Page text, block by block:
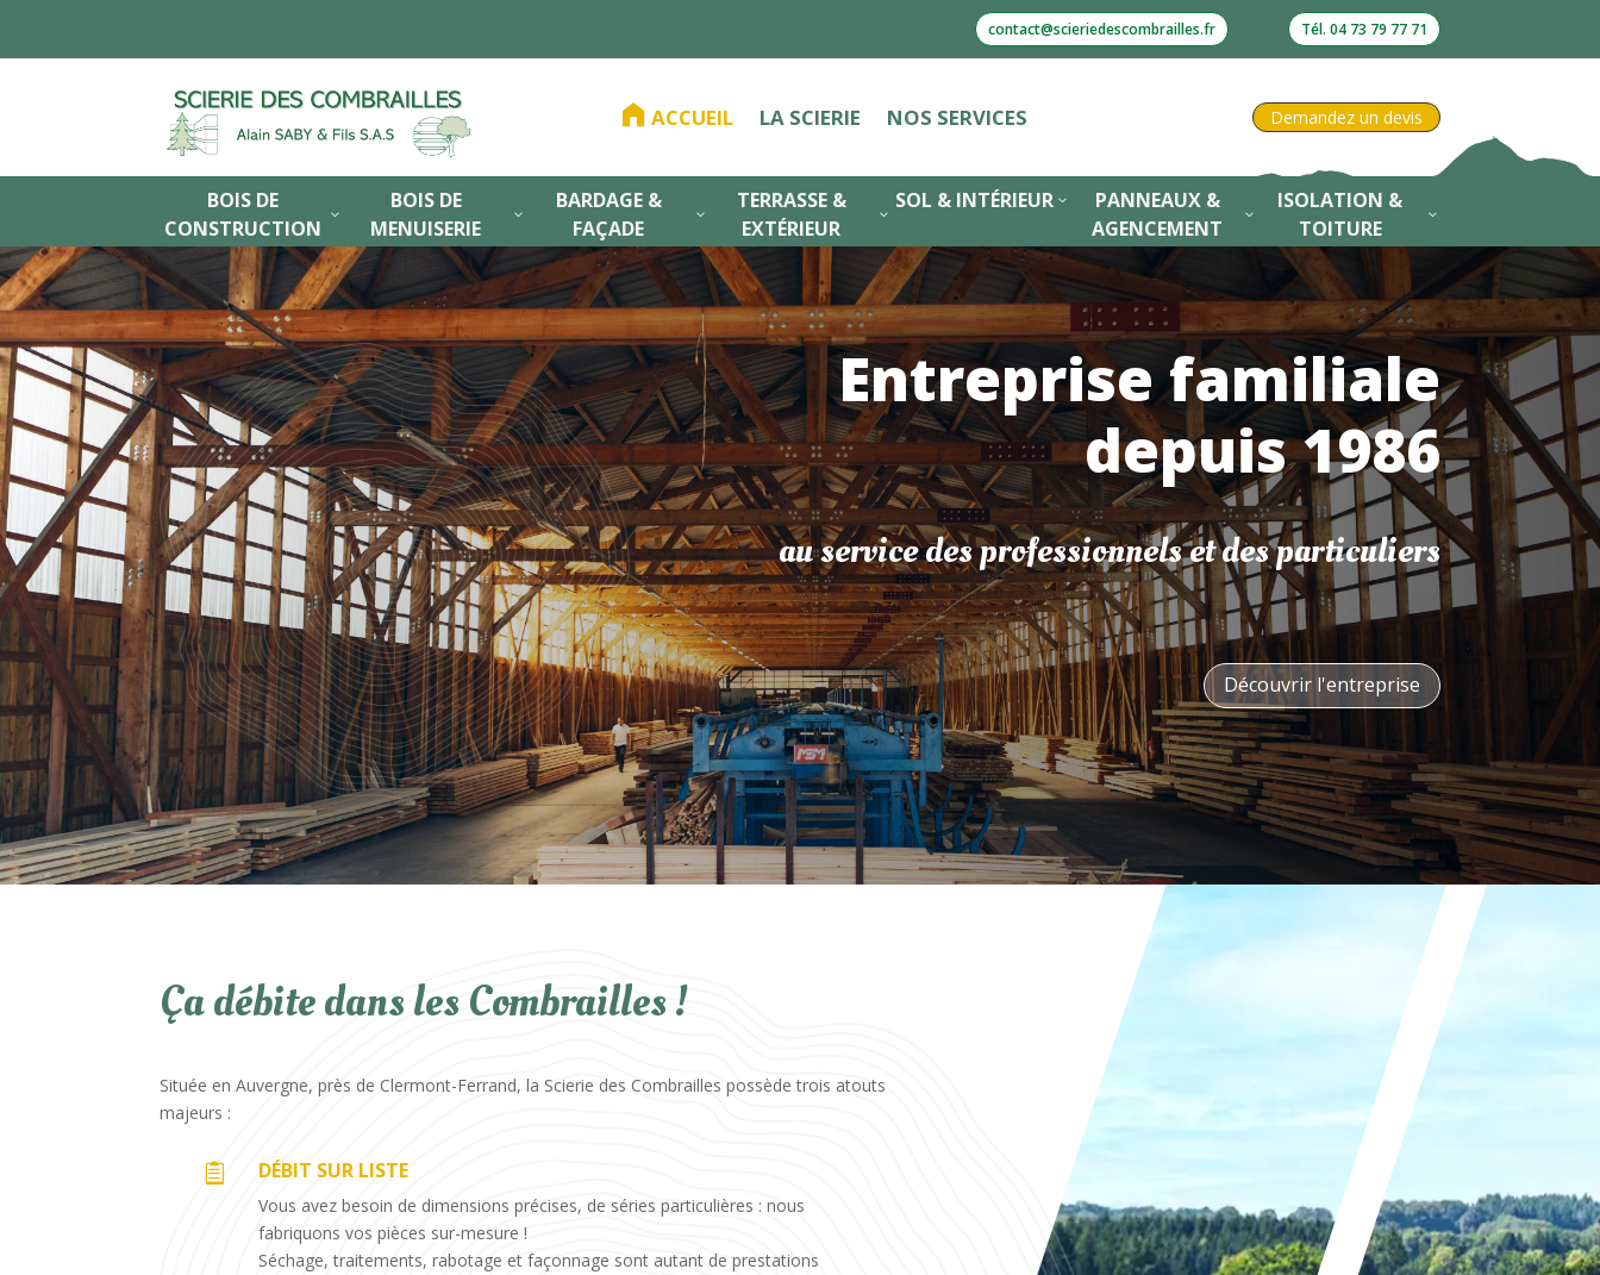
Tél. 04 73 79 77 71
contact@scieriedescombrailles.fr
ACCUEIL LA SCIERIE NOS SERVICES Demandez un devis
3
BOIS DE
CONSTRUCTION
3
BOIS DE
MENUISERIE
3
BARDAGE &
FAÇADE
3
TERRASSE &
EXTÉRIEUR
3
SOL & INTÉRIEUR
3
PANNEAUX &
AGENCEMENT
3
ISOLATION &
TOITURE
Entreprise familiale
depuis 1986
au service des professionnels et des particuliers
Découvrir l'entreprise
Ça débite dans les Combrailles !
Située en Auvergne, près de Clermont-Ferrand, la Scierie des Combrailles possède trois atouts
majeurs :
 DÉBIT SUR LISTE
Vous avez besoin de dimensions précises, de séries particulières : nous
fabriquons vos pièces sur-mesure !
Séchage, traitements, rabotage et façonnage sont autant de prestations